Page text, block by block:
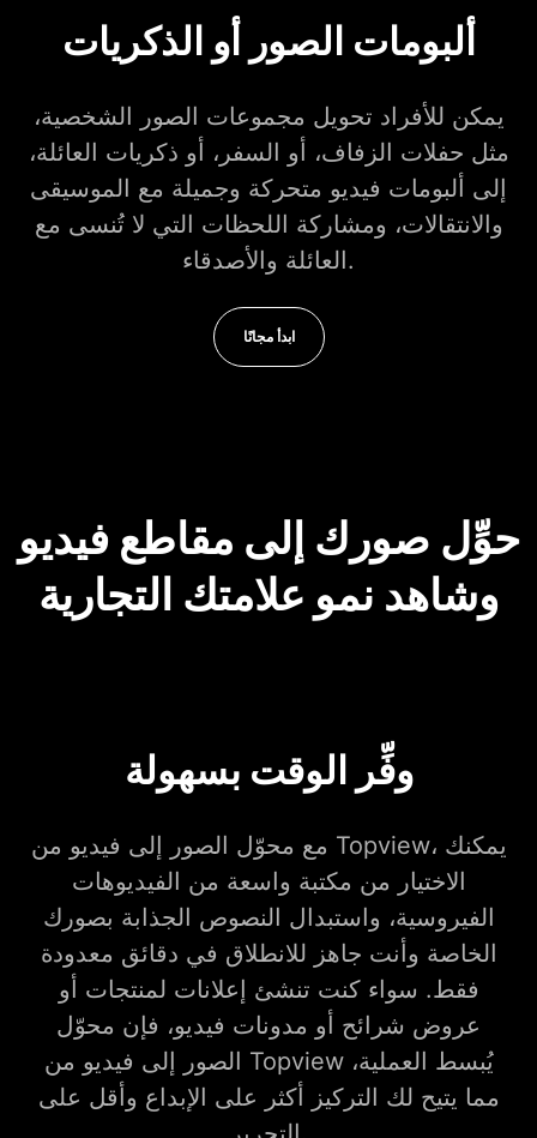
ألبومات الصور أو الذكريات
يمكن للأفراد تحويل مجموعات الصور الشخصية،
مثل حفلات الزفاف، أو السفر، أو ذكريات العائلة،
إلى ألبومات فيديو متحركة وجميلة مع الموسيقى
والانتقالات، ومشاركة اللحظات التي لا تُنسى مع
العائلة والأصدقاء.
ابدأ مجانًا
حوِّل صورك إلى مقاطع فيديو
وشاهد نمو علامتك التجارية
وفِّر الوقت بسهولة
مع محوّل الصور إلى فيديو من Topview، يمكنك
الاختيار من مكتبة واسعة من الفيديوهات
الفيروسية، واستبدال النصوص الجذابة بصورك
الخاصة وأنت جاهز للانطلاق في دقائق معدودة
فقط. سواء كنت تنشئ إعلانات لمنتجات أو
عروض شرائح أو مدونات فيديو، فإن محوّل
الصور إلى فيديو من Topview يُبسط العملية،
مما يتيح لك التركيز أكثر على الإبداع وأقل على